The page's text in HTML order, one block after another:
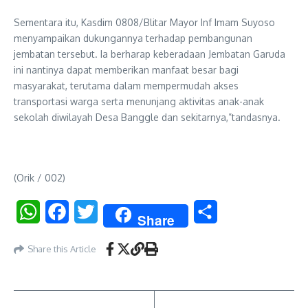
Sementara itu, Kasdim 0808/Blitar Mayor Inf Imam Suyoso
menyampaikan dukungannya terhadap pembangunan
jembatan tersebut. Ia berharap keberadaan Jembatan Garuda
ini nantinya dapat memberikan manfaat besar bagi
masyarakat, terutama dalam mempermudah akses
transportasi warga serta menunjang aktivitas anak-anak
sekolah diwilayah Desa Banggle dan sekitarnya,”tandasnya.
(Orik / 002)
WhatsAppFacebookTwitter Share
Share this Article